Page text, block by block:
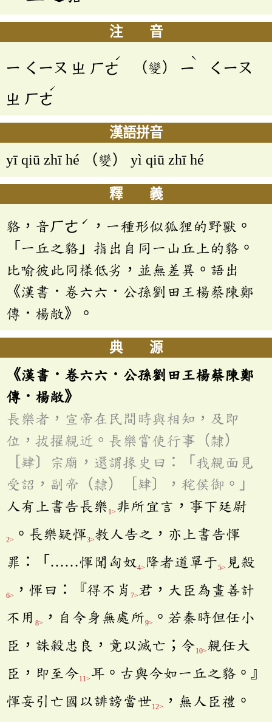
注 音
ㄧ ㄑㄧㄡ ㄓ ㄏㄜ
ˊ
（變） ㄧ
ˋ
ㄑㄧㄡ
ㄓ ㄏㄜ
ˊ
漢語拼音
yī qiū zhī hé （變） yì qiū zhī hé
釋 義
貉，音ㄏㄜ ˊ
，一種形似狐狸的野獸。
「一丘之貉」指出自同一山丘上的貉。
比喻彼此同樣低劣，並無差異。語出
《漢書．卷六六．公孫劉田王楊蔡陳鄭
傳．楊敞》。
典 源
《漢書．卷六六．公孫劉田王楊蔡陳鄭
傳．楊敞》
長樂者，宣帝在民間時與相知，及即
位，拔擢親近。長樂嘗使行事（隸）
［肄〕宗廟，還謂掾史曰：「我親面見
受詔，副帝（隸）［肄〕，秺侯御。」
人有上書告長樂 1> 非所宜言，事下廷尉
2> 。長樂疑惲3>教人告之，亦上書告惲
罪：「……惲聞匈奴 4> 降者道單于5> 見殺
6> ，惲曰：『得不肖 7> 君，大臣為畫善計
不用 8> ，自令身無處所9>
。若秦時但任小
臣，誅殺忠良，竟以滅亡；令10> 親任大
臣，即至今11> 耳。古與今如一丘之貉。』
惲妄引亡國以誹謗當世12>
，無人臣禮。